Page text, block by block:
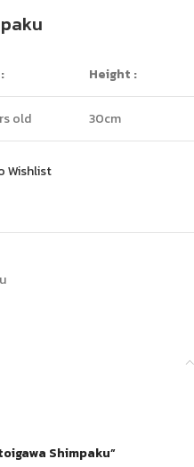
Height :
old 30cm
Wishlist
Shimpaku”